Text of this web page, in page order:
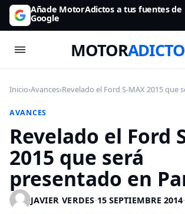
Añade MotorAdictos a tus fuentes de
Google
MOTOR
Inicio›Avances›Revelado el Ford S-MAX 2015 que
AVANCES
Revelado el Ford
2015 que será
presentado en
JAVIER VERDES·15 SEPTIEMBRE 2014·